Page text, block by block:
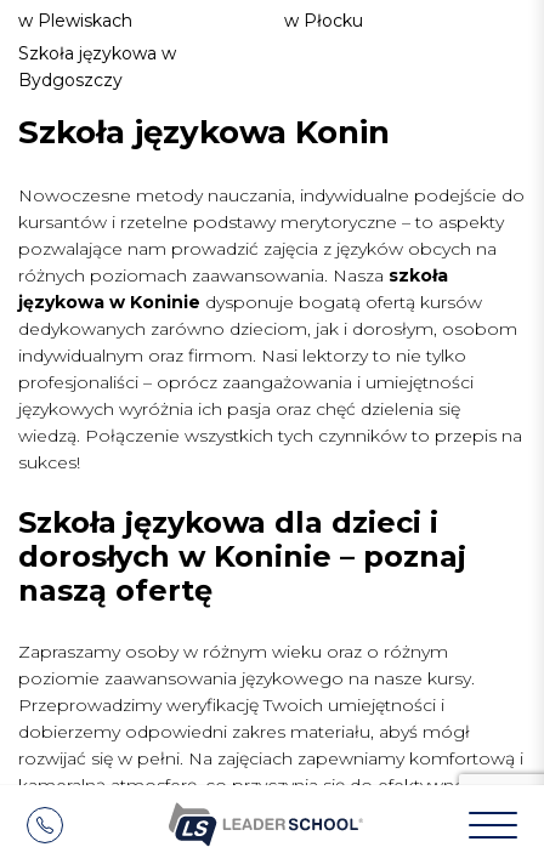
w Plewiskach
w Płocku
Szkoła językowa w
Bydgoszczy
Szkoła językowa Konin
Nowoczesne metody nauczania, indywidualne podejście do
kursantów i rzetelne podstawy merytoryczne – to aspekty
pozwalające nam prowadzić zajęcia z języków obcych na
różnych poziomach zaawansowania. Nasza szkoła
językowa w Koninie dysponuje bogatą ofertą kursów
dedykowanych zarówno dzieciom, jak i dorosłym, osobom
indywidualnym oraz firmom. Nasi lektorzy to nie tylko
profesjonaliści – oprócz zaangażowania i umiejętności
językowych wyróżnia ich pasja oraz chęć dzielenia się
wiedzą. Połączenie wszystkich tych czynników to przepis na
sukces!
Szkoła językowa dla dzieci i
dorosłych w Koninie – poznaj
naszą ofertę
Zapraszamy osoby w różnym wieku oraz o różnym
poziomie zaawansowania językowego na nasze kursy.
Przeprowadzimy weryfikację Twoich umiejętności i
dobierzemy odpowiedni zakres materiału, abyś mógł
rozwijać się w pełni. Na zajęciach zapewniamy komfortową i
kameralną atmosferę, co przyczynia się do efektywnego
przyswajania wiedzy oraz ułatwia podejmowanie pierwszych
prób komunikowania się w języku obcym.